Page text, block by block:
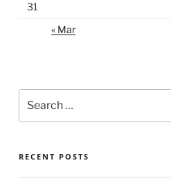
31
« Mar
for:
RECENT POSTS